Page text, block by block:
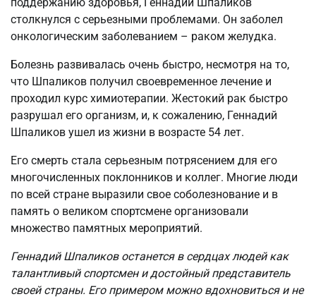
столкнулся с серьезными проблемами. Он заболел
онкологическим заболеванием – раком желудка.
Болезнь развивалась очень быстро, несмотря на то,
что Шпаликов получил своевременное лечение и
проходил курс химиотерапии. Жестокий рак быстро
разрушал его организм, и, к сожалению, Геннадий
Шпаликов ушел из жизни в возрасте 54 лет.
Его смерть стала серьезным потрясением для его
многочисленных поклонников и коллег. Многие люди
по всей стране выразили свое соболезнование и в
память о великом спортсмене организовали
множество памятных мероприятий.
Геннадий Шпаликов останется в сердцах людей как
талантливый спортсмен и достойный представитель
своей страны. Его примером можно вдохновиться и не